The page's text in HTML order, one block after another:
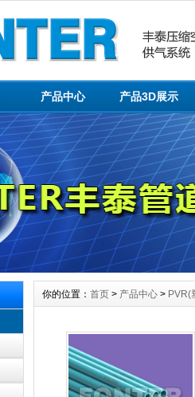
产品中心 产品3D展示
你的位置： 首页 > 产品中心 > PVR(